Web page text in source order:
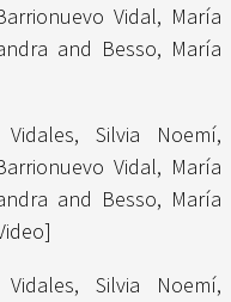
Vidal, María
and Besso, María
Vidales, Silvia Noemí,
Vidal, María
and Besso, María
Vidales, Silvia Noemí,